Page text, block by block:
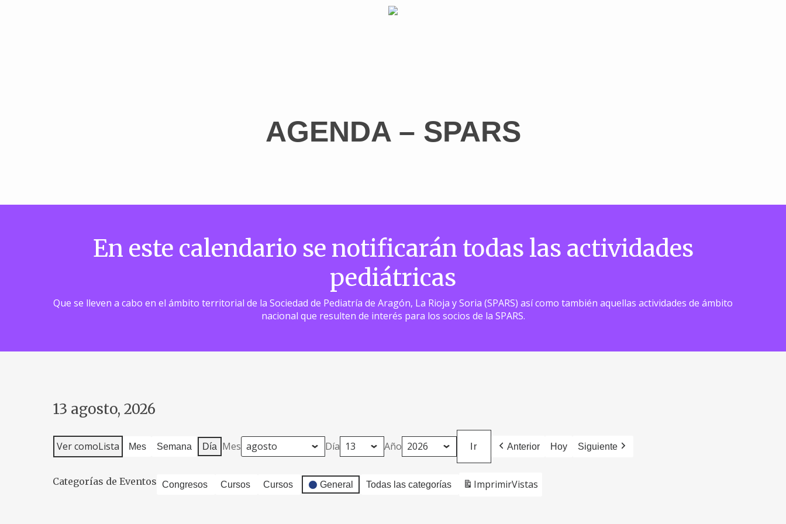
AGENDA – SPARS
En este calendario se notificarán todas las actividades
pediátricas
Que se lleven a cabo en el ámbito territorial de la Sociedad de Pediatría de Aragón, La Rioja y Soria (SPARS) así como también aquellas actividades de ámbito
nacional que resulten de interés para los socios de la SPARS.
13 agosto, 2026
Ver comoLista Mes Semana Día Mes Día Año Anterior Hoy Siguiente
Categorías de Eventos Congresos Cursos Cursos General Todas las categorías ImprimirVistas